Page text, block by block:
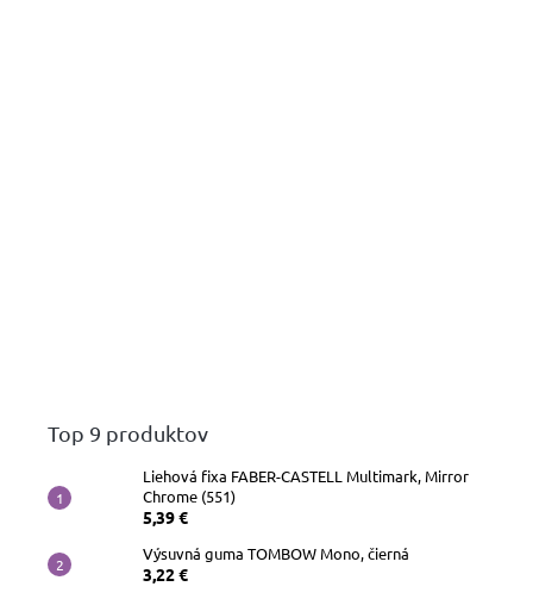
Top 9 produktov
Liehová fixa FABER-CASTELL Multimark, Mirror
Chrome (551)
5,39 €
Výsuvná guma TOMBOW Mono, čierná
3,22 €